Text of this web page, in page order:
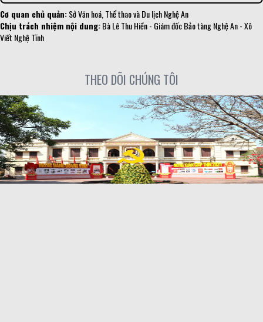
Cơ quan chủ quản:Sở Văn hoá, Thể thao và Du lịch Nghệ An
Chịu trách nhiệm nội dung:Bà Lê Thu Hiền - Giám đốc Bảo tàng Nghệ An - Xô
Viết Nghệ Tĩnh
THEO DÕI CHÚNG TÔI